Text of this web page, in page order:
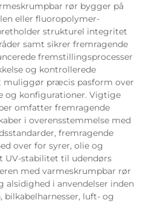
rør bygger på
eller fluoropolymer-
strukturel integritet
samt sikrer fremragende
fremstillingsprocesser
og kontrollerede
muliggør præcis pasform over
og konfigurationer. Vigtige
omfatter fremragende
i overensstemmelse med
fremragende
over for syrer, olie og
UV-stabilitet til udendørs
med varmeskrumpbar rør
i anvendelser inden
luft- og